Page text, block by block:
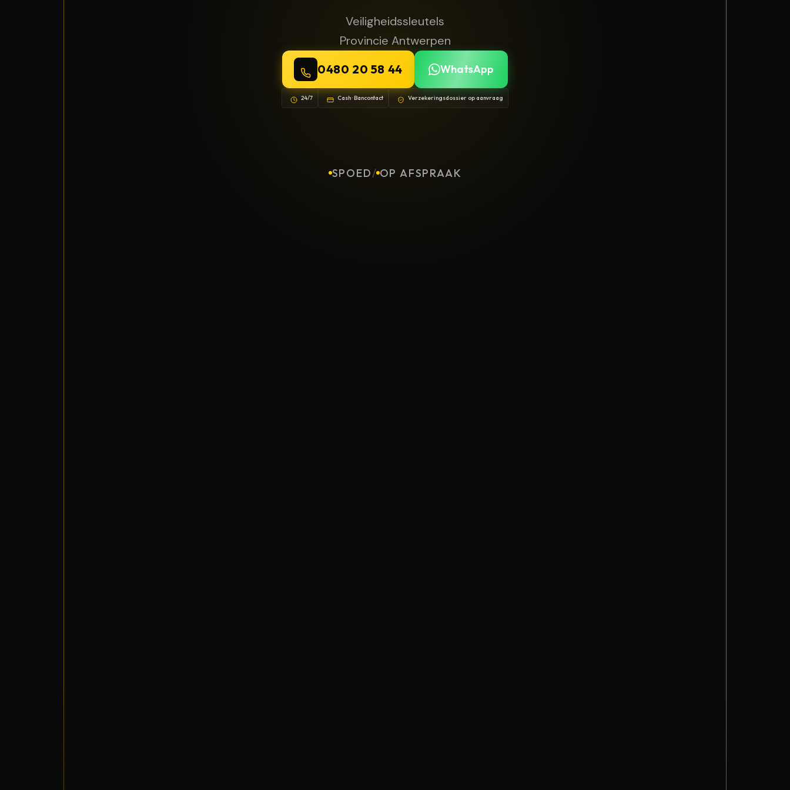
Veiligheidssleutels
Provincie Antwerpen
0480 20 58 44 WhatsApp
24/7 Cash · Bancontact Verzekeringsdossier op aanvraag
SPOED/ OP AFSPRAAK